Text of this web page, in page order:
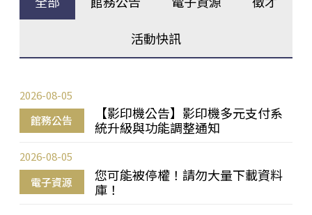
活動快訊
館務公告
【影印機公告】影印機多元支付系
統升級與功能調整通知
2026-08-05
電子資源
您可能被停權！請勿大量下載資料
庫！
2026-08-05